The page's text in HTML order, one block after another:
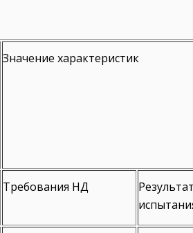
Значение характеристик
Требования НД